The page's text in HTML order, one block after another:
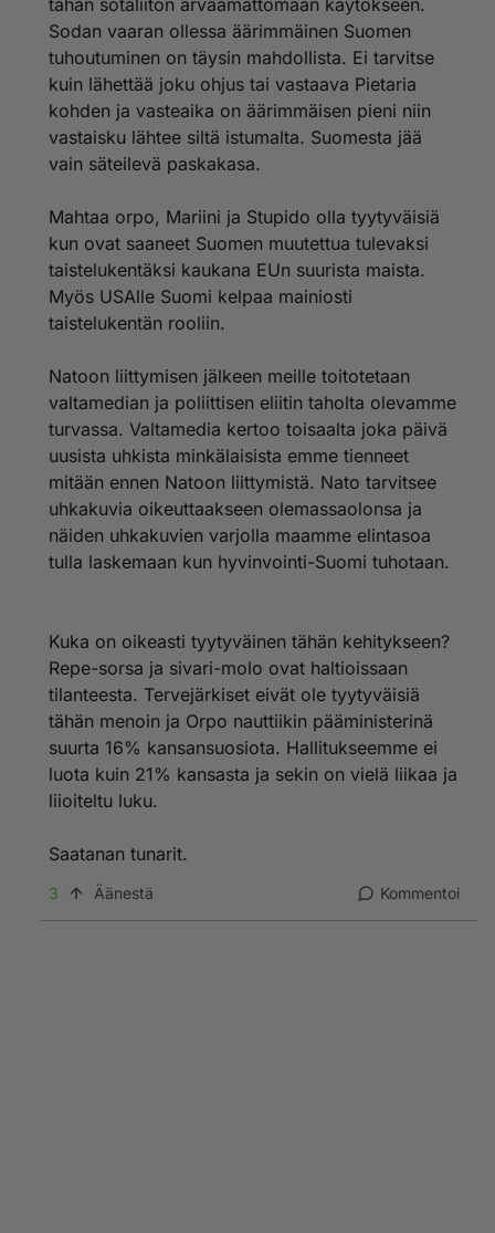
torjua jne...
Tuon on Venäjän propakandaa ja hämäystä.
Jos Venäjä ampuu ensin se ampuu isolla Sarmatilla
länsieurooppaan jolloin koko länsieurooppa tuhoutuu
yhdellä iskulla.
Siihen ei kukaan vastaa se on aivan varma asia koko
maailmalla on paskat housuissa kun yhdellä iskulla
katoaa euroopasta 6 pääkaupunkia ja Nato ja Euro ja
Sarmattia ei voi edes torjua millään nyky järjestelmillä.
Se on kauhea ase.
Ehköä Medjeevew tarkoitti sitä että suomen valtion
johto itse suuntasi Venäjän ydinaseita Suomeen niiden
ydinase uhkauksien takia...tämähän oli selvä asia jo
uhkaileen ydinaseilla joita meillä ei edes oleeikä ole
varaa ostaa. vielä maata joka on maailman ydinase
kunkku !
On meillä tyhmät päättäjät !
tähän sotaliiton arvaamattomaan käytökseen.
Sodan vaaran ollessa äärimmäinen Suomen
tuhoutuminen on täysin mahdollista. Ei tarvitse
kuin lähettää joku ohjus tai vastaava Pietaria
kohden ja vasteaika on äärimmäisen pieni niin
vastaisku lähtee siltä istumalta. Suomesta jää
vain säteilevä paskakasa.
Mahtaa orpo, Mariini ja Stupido olla tyytyväisiä
kun ovat saaneet Suomen muutettua tulevaksi
taistelukentäksi kaukana EUn suurista maista.
Myös USAlle Suomi kelpaa mainiosti
taistelukentän rooliin.
Natoon liittymisen jälkeen meille toitotetaan
valtamedian ja poliittisen eliitin taholta olevamme
turvassa. Valtamedia kertoo toisaalta joka päivä
uusista uhkista minkälaisista emme tienneet
mitään ennen Natoon liittymistä. Nato tarvitsee
uhkakuvia oikeuttaakseen olemassaolonsa ja
näiden uhkakuvien varjolla maamme elintasoa
tulla laskemaan kun hyvinvointi-Suomi tuhotaan.
Kuka on oikeasti tyytyväinen tähän kehitykseen?
Repe-sorsa ja sivari-molo ovat haltioissaan
tilanteesta. Tervejärkiset eivät ole tyytyväisiä
tähän menoin ja Orpo nauttiikin pääministerinä
suurta 16% kansansuosiota. Hallitukseemme ei
luota kuin 21% kansasta ja sekin on vielä liikaa ja
liioiteltu luku.
Saatanan tunarit.
3 Äänestä Kommentoi